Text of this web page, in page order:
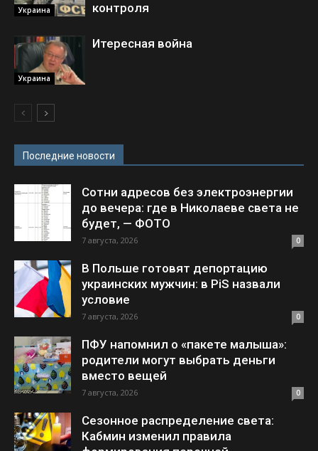
Украина
контроля
Украина
Итересная война
Последние новости
Сотни адресов без электроэнергии
до вечера: где в Николаеве света не
будет, — ФОТО
7 августа, 2026 0
В Польше готовят депортацию
украинских мужчин: в PiS назвали
условие
7 августа, 2026 0
ПФУ напомнил о «пакете малыша»:
родители могут выбрать деньги
вместо вещей
7 августа, 2026 0
Сезонное распределение света:
Кабмин изменил правила